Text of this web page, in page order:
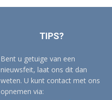
TIPS?
Bent u getuige van een
nieuwsfeit, laat ons dit dan
weten. U kunt contact met ons
opnemen via: